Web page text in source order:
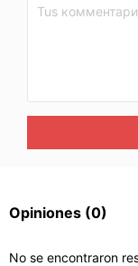
Opiniones (0)
No se encontraron